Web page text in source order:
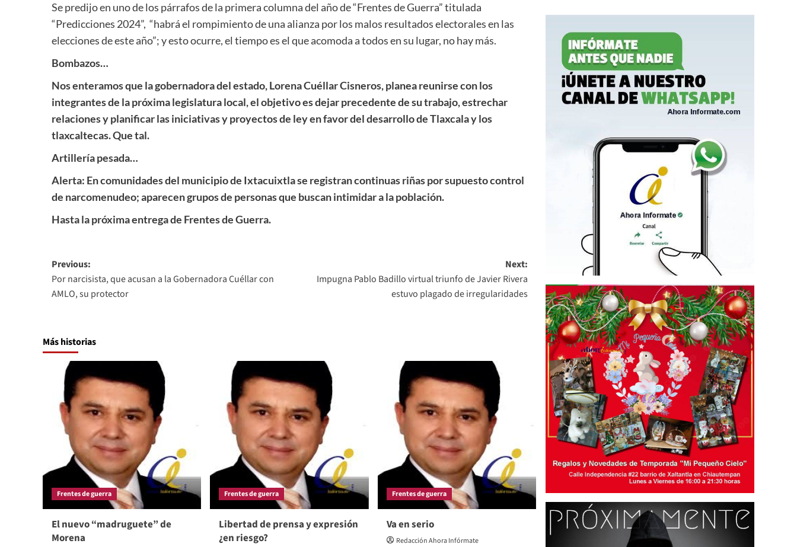
Se predijo en uno de los párrafos de la primera columna del año de “Frentes de Guerra” titulada
“Predicciones 2024”, “habrá el rompimiento de una alianza por los malos resultados electorales en las
elecciones de este año”; y esto ocurre, el tiempo es el que acomoda a todos en su lugar, no hay más.
Bombazos…
Nos enteramos que la gobernadora del estado, Lorena Cuéllar Cisneros, planea reunirse con los
integrantes de la próxima legislatura local, el objetivo es dejar precedente de su trabajo, estrechar
relaciones y planificar las iniciativas y proyectos de ley en favor del desarrollo de Tlaxcala y los
tlaxcaltecas. Que tal.
Artillería pesada…
Alerta: En comunidades del municipio de Ixtacuixtla se registran continuas riñas por supuesto control
de narcomenudeo; aparecen grupos de personas que buscan intimidar a la población.
Hasta la próxima entrega de Frentes de Guerra.
Post
navigation
Previous:
Por narcisista, que acusan a la Gobernadora Cuéllar con
AMLO, su protector
Next:
Impugna Pablo Badillo virtual triunfo de Javier Rivera
estuvo plagado de irregularidades
Más historias
Frentes de guerra
El nuevo “madruguete” de
Morena
Frentes de guerra
Libertad de prensa y expresión
¿en riesgo?
Frentes de guerra
Va en serio
Redacción Ahora Infórmate